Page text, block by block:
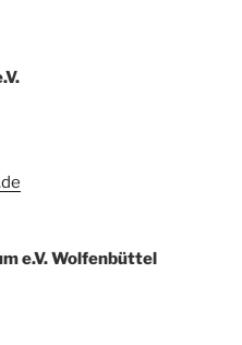
e.V. Wolfenbüttel